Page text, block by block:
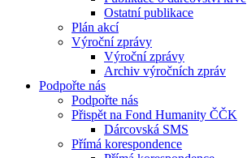
Ostatní publikace
Plán akcí
Výroční zprávy
Výroční zprávy
Archiv výročních zpráv
Podpořte nás
Podpořte nás
Přispět na Fond Humanity ČČK
Dárcovská SMS
Přímá korespondence